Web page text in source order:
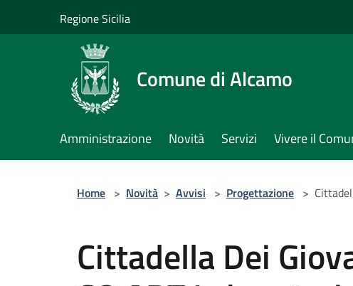
Regione Sicilia
Comune di Alcamo
Amministrazione Novità Servizi Vivere il
Home > Novità > Avvisi > Progettazione >
Cittadella Dei